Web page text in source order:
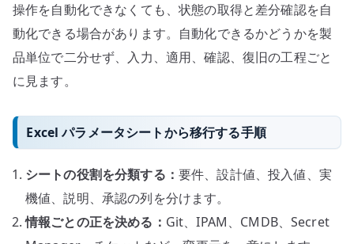
操作を自動化できなくても、状態の取得と差分確認を自
動化できる場合があります。自動化できるかどうかを製
品単位で二分せず、入力、適用、確認、復旧の工程ごと
に見ます。
Excel パラメータシートから移行する手順
シートの役割を分類する： 要件、設計値、投入値、実
機値、説明、承認の列を分けます。
情報ごとの正を決める： Git、IPAM、CMDB、Secret